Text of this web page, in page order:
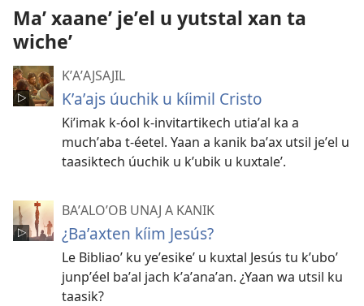
Maʼ xaaneʼ jeʼel u yutstal xan ta
wicheʼ
KʼAʼAJSAJIL
Kʼaʼajs úuchik u kíimil Cristo
Kiʼimak k-óol k-invitartikech utiaʼal ka a
muchʼaba t-éetel. Yaan a kanik baʼax utsil jeʼel u
taasiktech úuchik u kʼubik u kuxtaleʼ.
BAʼALOʼOB UNAJ A KANIK
¿Baʼaxten kíim Jesús?
Le Bibliaoʼ ku yeʼesikeʼ u kuxtal Jesús tu kʼuboʼ
junpʼéel baʼal jach kʼaʼanaʼan. ¿Yaan wa utsil ku
taasik?